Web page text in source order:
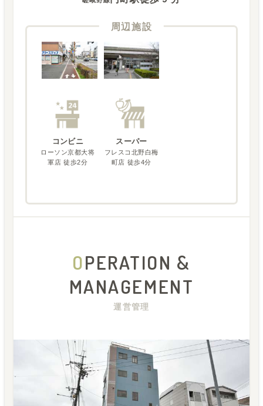
周辺施設
コンビニ
ローソン京都大将
軍店 徒歩2分
スーパー
フレスコ北野白梅
町店 徒歩4分
OPERATION &
MANAGEMENT
運営管理